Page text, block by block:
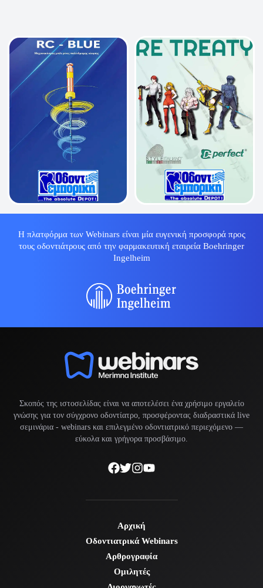
Η πλατφόρμα των Webinars είναι μία ευγενική προσφορά προς
τους οδοντιάτρους από την φαρμακευτική εταιρεία Boehringer
Ingelheim
Σκοπός της ιστοσελίδας είναι να αποτελέσει ένα χρήσιμο εργαλείο
γνώσης για τον σύγχρονο οδοντίατρο, προσφέροντας διαδραστικά live
σεμινάρια - webinars και επιλεγμένο οδοντιατρικό περιεχόμενο —
εύκολα και γρήγορα προσβάσιμο.
Αρχική
Οδοντιατρικά Webinars
Αρθρογραφία
Ομιλητές